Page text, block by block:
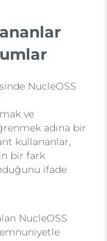
NucleOSS
ve
adına bir
kullananlar,
bir fark
ifade
NucleOSS